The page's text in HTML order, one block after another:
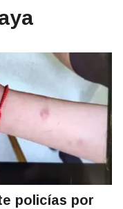
policías por